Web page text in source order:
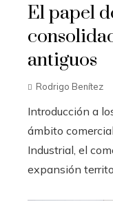
El papel
antiguos
Rodrigo Benítez
Introducción a
ámbito
Industrial, el
expansión